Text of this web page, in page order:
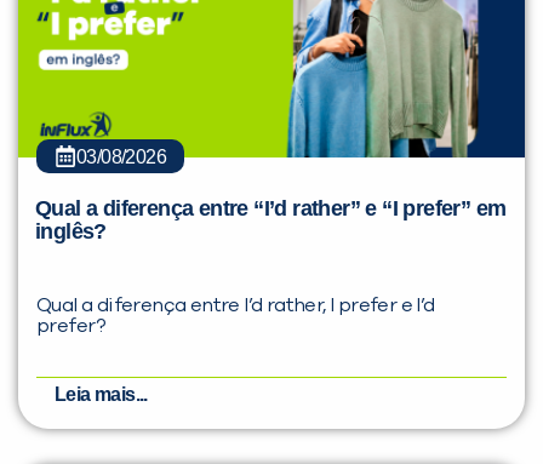
03/08/2026
Qual a diferença entre “I’d rather” e “I prefer” em
inglês?
Qual a diferença entre I’d rather, I prefer e I’d
prefer?
Leia mais...